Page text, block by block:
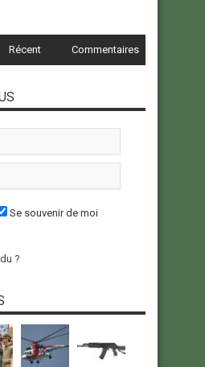
Récent Commentaires
Se souvenir de moi
?